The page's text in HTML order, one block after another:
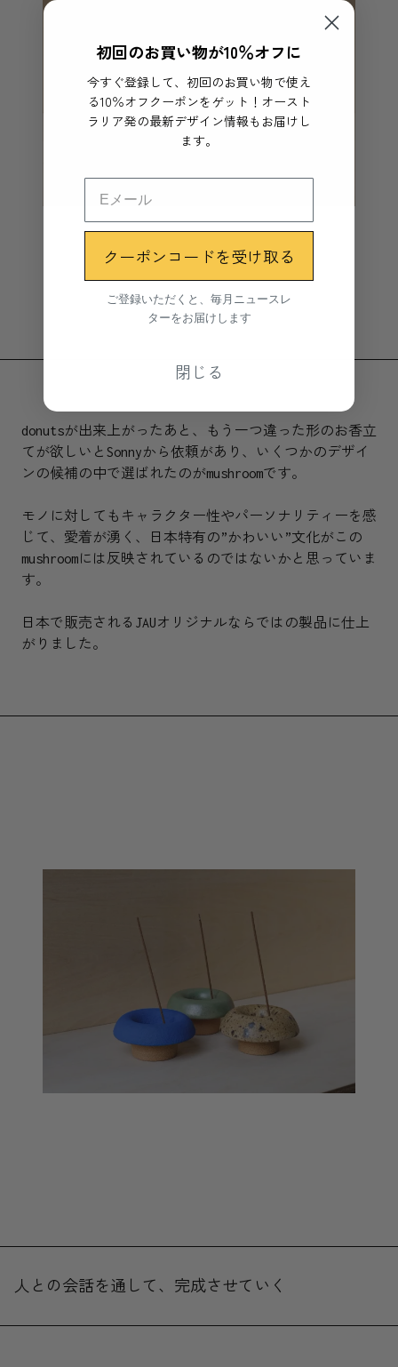
donutsが出来上がったあと、もう一つ違った形のお香立
てが欲しいとSonnyから依頼があり、いくつかのデザイ
ンの候補の中で選ばれたのがmushroomです。
モノに対してもキャラクター性やパーソナリティーを感
じて、愛着が湧く、日本特有の”かわいい”文化がこの
mushroomには反映されているのではないかと思っていま
す。
日本で販売されるJAUオリジナルならではの製品に仕上
がりました。
人との会話を通して、完成させていく
初回のお買い物が10％オフに
今すぐ登録して、初回のお買い物で使え
る10％オフクーポンをゲット！オースト
ラリア発の最新デザイン情報もお届けし
ます。
クーポンコードを受け取る
ご登録いただくと、毎月ニュースレ
ターをお届けします
閉じる